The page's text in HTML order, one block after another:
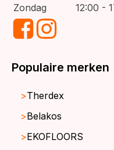
Zondag
12:00 -
Populaire merken
Therdex
Belakos
EKOFLOORS